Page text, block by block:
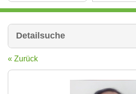
Detailsuche
« Zurück